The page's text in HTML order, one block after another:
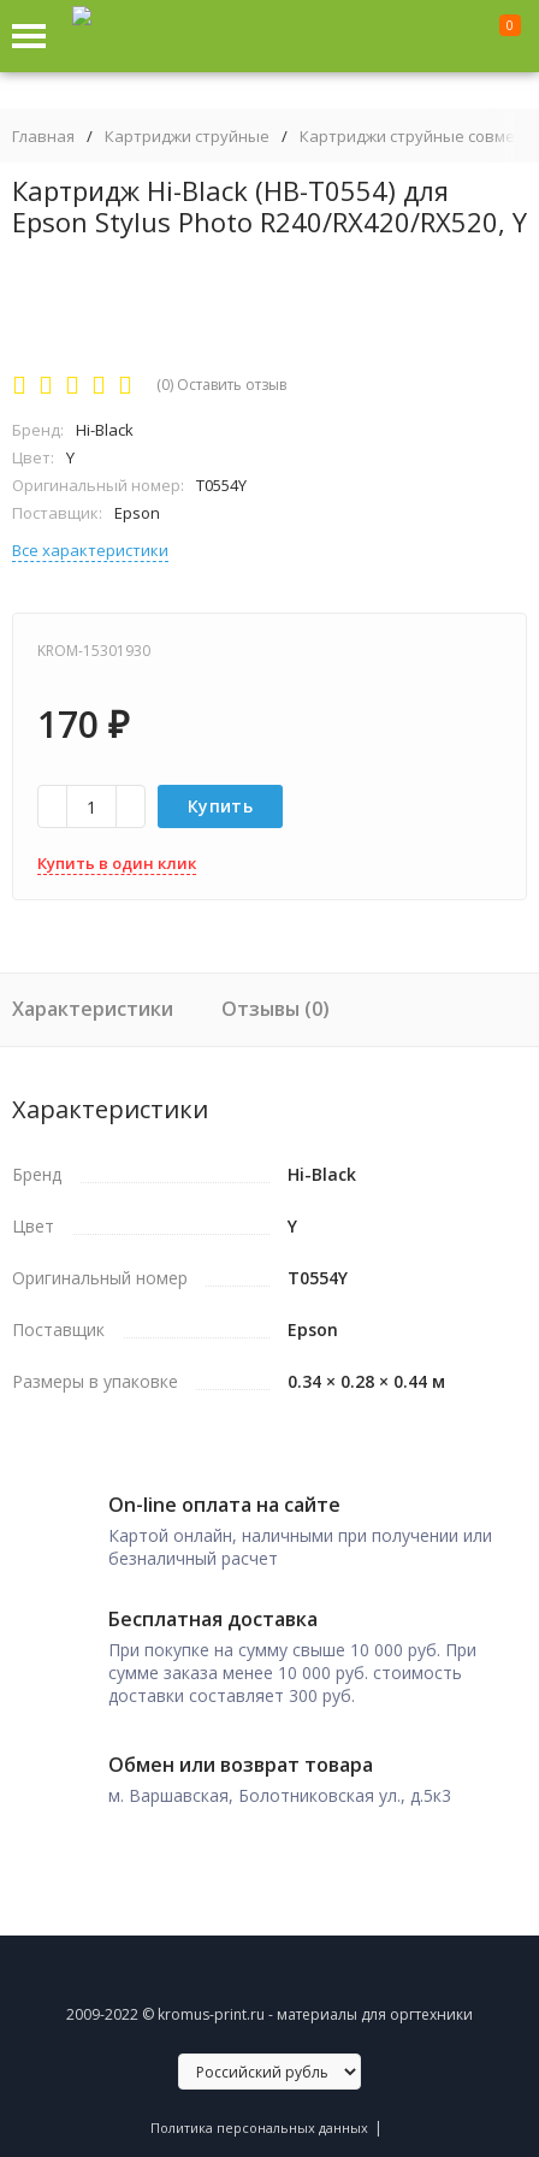
0
Главная / Картриджи струйные / Картриджи струйные
Картридж Hi-Black (HB-T0554) для
Epson Stylus Photo R240/RX420/RX520, Y
(0) Оставить отзыв
Бренд:
Hi-Black
Цвет:
Y
Оригинальный номер:
T0554Y
Поставщик:
Epson
Все характеристики
KROM-15301930
170 ₽
Купить
Купить в один клик
Характеристики Отзывы (0)
Характеристики
Бренд Hi-Black
Цвет Y
Оригинальный номер T0554Y
Поставщик Epson
Размеры в упаковке 0.34 × 0.28 × 0.44 м
On-line оплата на сайте
Картой онлайн, наличными при получении или
безналичный расчет
Бесплатная доставка
При покупке на сумму свыше 10 000 руб. При
сумме заказа менее 10 000 руб. стоимость
доставки составляет 300 руб.
Обмен или возврат товара
м. Варшавская, Болотниковская ул., д.5к3
2009-2022 © kromus-print.ru - материалы для оргтехники
Политика персональных данных |